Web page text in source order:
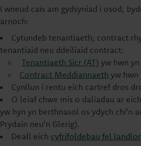
I wneud cais am gydsyniad i osod,
arnoch:
Cytundeb tenantiaeth; contract
tenantiaid neu ddeiliaid contract:
Tenantiaeth Sicr (AT) yw hwn
Contract Meddiannaeth yw hwn
Cynllun i rentu eich cartref dros
O leiaf chwe mis o daliadau ar
yw hyn yn berthnasol os ydych chi'n
Prydain neu'n Glerig).
Deall eich cyfrifoldebau fel